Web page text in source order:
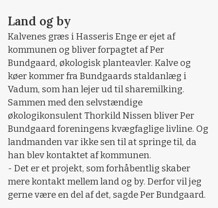
Land og by
Kalvenes græs i Hasseris Enge er ejet af
kommunen og bliver forpagtet af Per
Bundgaard, økologisk planteavler. Kalve og
køer kommer fra Bundgaards staldanlæg i
Vadum, som han lejer ud til sharemilking.
Sammen med den selvstændige
økologikonsulent Thorkild Nissen bliver Per
Bundgaard foreningens kvægfaglige livline. Og
landmanden var ikke sen til at springe til, da
han blev kontaktet af kommunen.
- Det er et projekt, som forhåbentlig skaber
mere kontakt mellem land og by. Derfor vil jeg
gerne være en del af det, sagde Per Bundgaard.